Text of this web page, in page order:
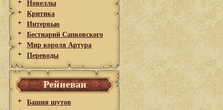
Новеллы
Критика
Интервью
Бестиарий Сапковского
Мир короля Артура
Переводы
Рейневан
Башня шутов